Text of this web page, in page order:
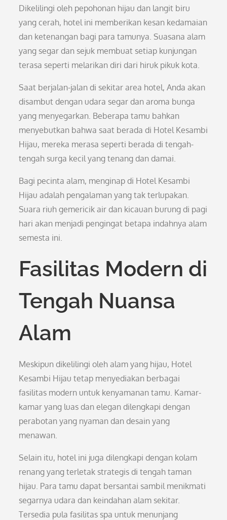
Dikelilingi oleh pepohonan hijau dan langit biru
yang cerah, hotel ini memberikan kesan kedamaian
dan ketenangan bagi para tamunya. Suasana alam
yang segar dan sejuk membuat setiap kunjungan
terasa seperti melarikan diri dari hiruk pikuk kota.
Saat berjalan-jalan di sekitar area hotel, Anda akan
disambut dengan udara segar dan aroma bunga
yang menyegarkan. Beberapa tamu bahkan
menyebutkan bahwa saat berada di Hotel Kesambi
Hijau, mereka merasa seperti berada di tengah-
tengah surga kecil yang tenang dan damai.
Bagi pecinta alam, menginap di Hotel Kesambi
Hijau adalah pengalaman yang tak terlupakan.
Suara riuh gemericik air dan kicauan burung di pagi
hari akan menjadi pengingat betapa indahnya alam
semesta ini.
Fasilitas Modern di
Tengah Nuansa
Alam
Meskipun dikelilingi oleh alam yang hijau, Hotel
Kesambi Hijau tetap menyediakan berbagai
fasilitas modern untuk kenyamanan tamu. Kamar-
kamar yang luas dan elegan dilengkapi dengan
perabotan yang nyaman dan desain yang
menawan.
Selain itu, hotel ini juga dilengkapi dengan kolam
renang yang terletak strategis di tengah taman
hijau. Para tamu dapat bersantai sambil menikmati
segarnya udara dan keindahan alam sekitar.
Tersedia pula fasilitas spa untuk menunjang